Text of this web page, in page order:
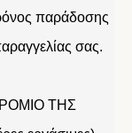
παράδοσης
σας.
ΤΗΣ